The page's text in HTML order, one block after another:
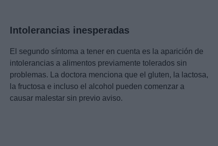
Intolerancias inesperadas
El segundo síntoma a tener en cuenta es la aparición de
intolerancias a alimentos previamente tolerados sin
problemas. La doctora menciona que el gluten, la lactosa,
la fructosa e incluso el alcohol pueden comenzar a
causar malestar sin previo aviso.